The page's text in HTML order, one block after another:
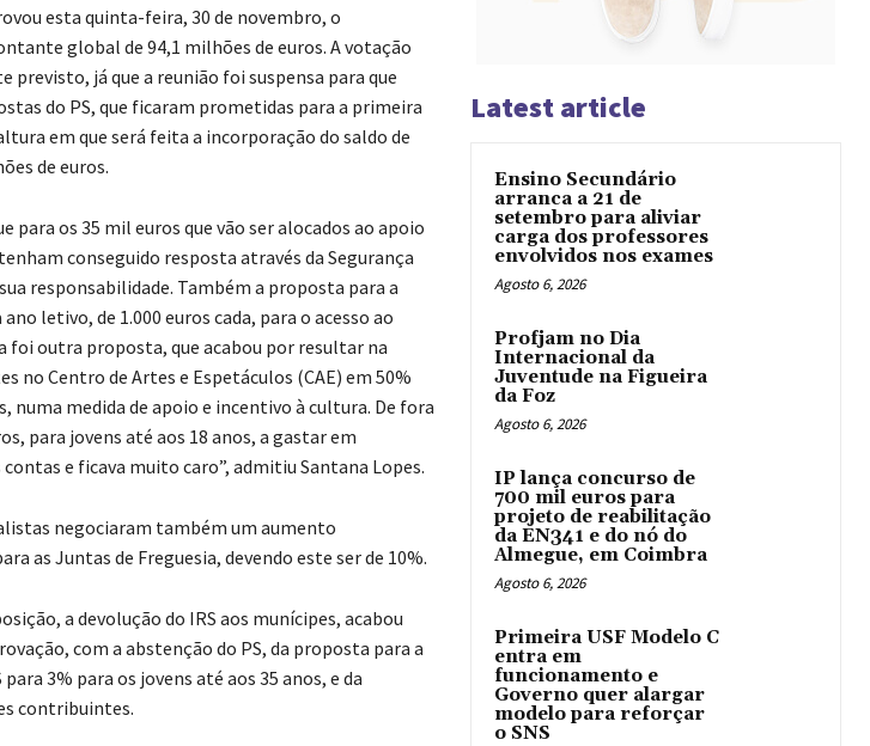
esta quinta-feira, 30 de novembro, o
global de 94,1 milhões de euros. A votação
já que a reunião foi suspensa para que
do PS, que ficaram prometidas para a primeira
em que será feita a incorporação do saldo de
de euros.
para os 35 mil euros que vão ser alocados ao apoio
conseguido resposta através da Segurança
responsabilidade. Também a proposta para a
letivo, de 1.000 euros cada, para o acesso ao
foi outra proposta, que acabou por resultar na
no Centro de Artes e Espetáculos (CAE) em 50%
numa medida de apoio e incentivo à cultura. De fora
para jovens até aos 18 anos, a gastar em
e ficava muito caro”, admitiu Santana Lopes.
negociaram também um aumento
as Juntas de Freguesia, devendo este ser de 10%.
a devolução do IRS aos munícipes, acabou
com a abstenção do PS, da proposta para a
3% para os jovens até aos 35 anos, e da
contribuintes.
Latest article
Ensino Secundário
arranca a 21 de
setembro para aliviar
carga dos professores
envolvidos nos exames
Agosto 6, 2026
Profjam no Dia
Internacional da
Juventude na Figueira
da Foz
Agosto 6, 2026
IP lança concurso de
700 mil euros para
projeto de reabilitação
da EN341 e do nó do
Almegue, em Coimbra
Agosto 6, 2026
Primeira USF Modelo C
entra em
funcionamento e
Governo quer alargar
modelo para reforçar
o SNS